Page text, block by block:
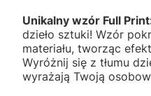
Unikalny wzór Full
dzieło sztuki! Wzór
materiału, tworząc
Wyróżnij się z tłumu
wyrażają Twoją